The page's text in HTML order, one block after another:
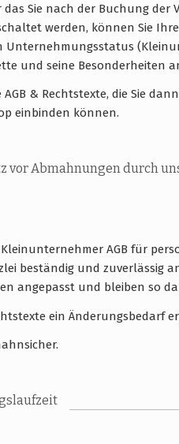
Sie nach der Buchung der
werden, können Sie
Unternehmungsstatus
und seine Besonderheiten
& Rechtstexte, die Sie
einbinden können.
vor Abmahnungen durch
AGB für
beständig und zuverlässig
angepasst und bleiben so
ein Änderungsbedarf